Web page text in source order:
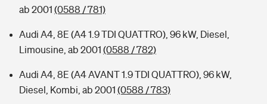
ab 2001 (0588 / 781)
Audi A4, 8E (A4 1.9 TDI QUATTRO), 96 kW, Diesel,
Limousine, ab 2001 (0588 / 782)
Audi A4, 8E (A4 AVANT 1.9 TDI QUATTRO), 96 kW,
Diesel, Kombi, ab 2001 (0588 / 783)